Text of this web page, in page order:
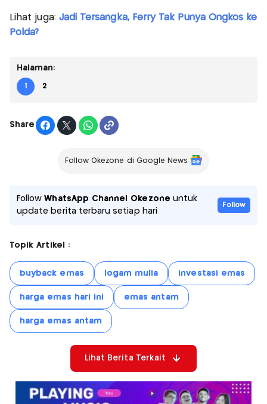
Lihat juga: Jadi Tersangka, Ferry Tak Punya Ongkos ke
Polda?
Halaman:
1 2
Share
Follow Okezone di Google News
FollowWhatsApp Channel Okezone untuk
update berita terbaru setiap hari
Follow
Topik Artikel :
buyback emas logam mulia investasi emas
harga emas hari ini emas antam
harga emas antam
Lihat Berita Terkait